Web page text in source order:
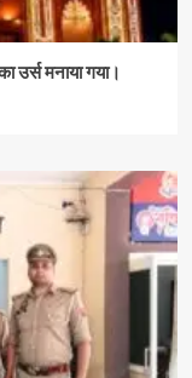
उर्स मनाया गया।